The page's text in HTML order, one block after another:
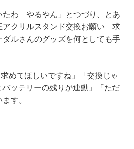
たわ やるやん」とつづり、とあ
アクリルスタンド交換お願い 求
ルさんのグッズを何としても手
めてほしいですね」「交換じゃ
ッテリーの残りが連動」「ただ
す。